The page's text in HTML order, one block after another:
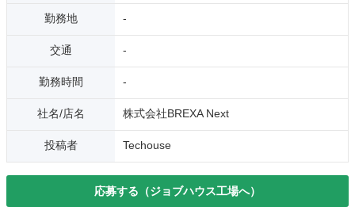
勤務地 -
交通 -
勤務時間 -
社名/店名 株式会社BREXA Next
投稿者 Techouse
応募する（ジョブハウス工場へ）